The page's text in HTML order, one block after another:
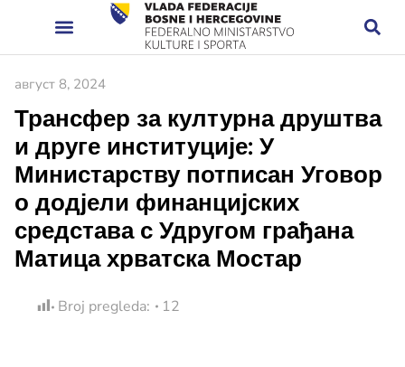
август 8, 2024
Трансфер за културна друштва
и друге институције: У
Министарству потписан Уговор
о додјели финанцијских
средстава с Удругом грађана
Матица хрватска Мостар
Broj pregleda: 12